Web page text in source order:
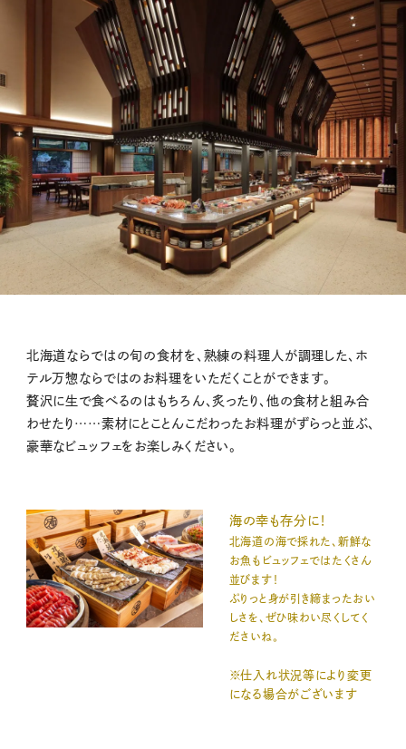
北海道ならではの旬の食材を、熟練の料理人が調理した、ホ
テル万惣ならではのお料理をいただくことができます。
贅沢に生で食べるのはもちろん、炙ったり、他の食材と組み合
わせたり……素材にとことんこだわったお料理がずらっと並ぶ、
豪華なビュッフェをお楽しみください。
海の幸も存分に！
北海道の海で採れた、新鮮な
お魚もビュッフェではたくさん
並びます！
ぷりっと身が引き締まったおい
しさを、ぜひ味わい尽くしてく
ださいね。
※仕入れ状況等により変更
になる場合がございます